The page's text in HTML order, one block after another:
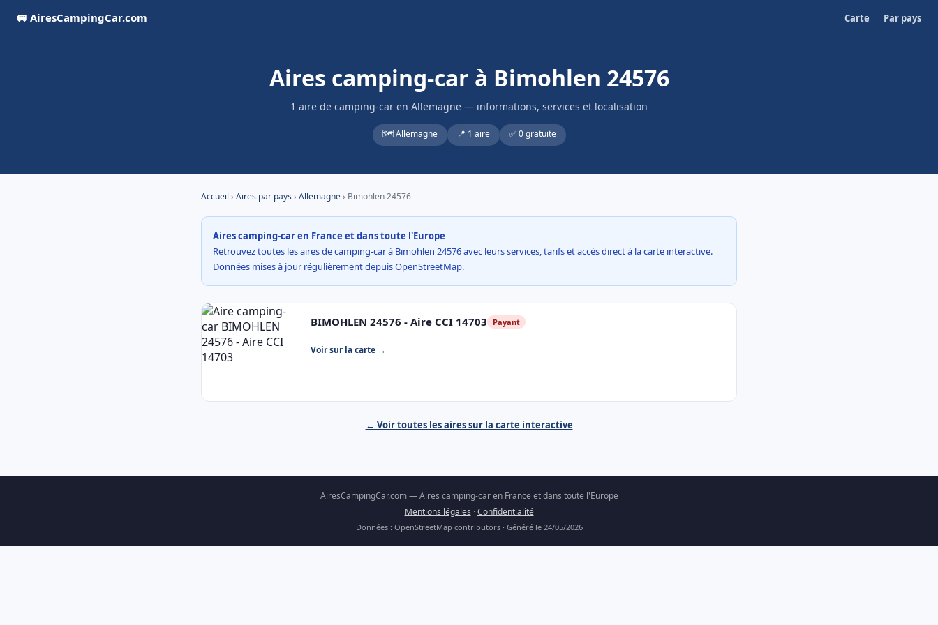
🚐 AiresCampingCar.com Carte Par pays
Aires camping-car à Bimohlen 24576
1 aire de camping-car en Allemagne — informations, services et localisation
🗺️ Allemagne 📍 1 aire ✅ 0 gratuite
Accueil › Aires par pays› Allemagne› Bimohlen 24576
Aires camping-car en France et dans toute l'Europe
Retrouvez toutes les aires de camping-car à Bimohlen 24576 avec leurs services, tarifs et accès direct à la carte interactive.
Données mises à jour régulièrement depuis OpenStreetMap.
BIMOHLEN 24576 - Aire CCI 14703 Payant
Voir sur la carte →
← Voir toutes les aires sur la carte interactive
AiresCampingCar.com — Aires camping-car en France et dans toute l'Europe
Mentions légales ·Confidentialité
Données : OpenStreetMap contributors · Généré le 24/05/2026